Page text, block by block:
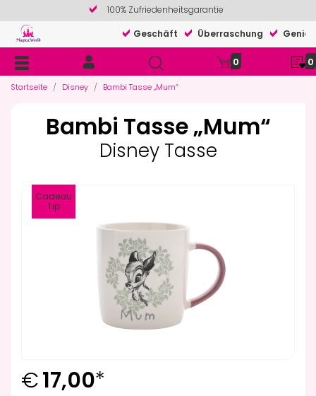
100% Zufriedenheitsgarantie
Geschäft
Überraschung
0 0
Startseite Disney Bambi Tasse „Mum“
Bambi Tasse „Mum“
Disney Tasse
Cadeau
Tip
€17,00*